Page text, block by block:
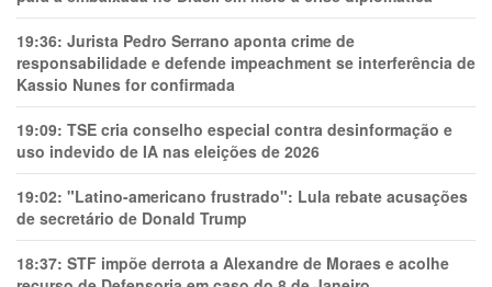
19:36: Jurista Pedro Serrano aponta crime de
responsabilidade e defende impeachment se interferência de
Kassio Nunes for confirmada
19:09: TSE cria conselho especial contra desinformação e
uso indevido de IA nas eleições de 2026
19:02: "Latino-americano frustrado": Lula rebate acusações
de secretário de Donald Trump
18:37: STF impõe derrota a Alexandre de Moraes e acolhe